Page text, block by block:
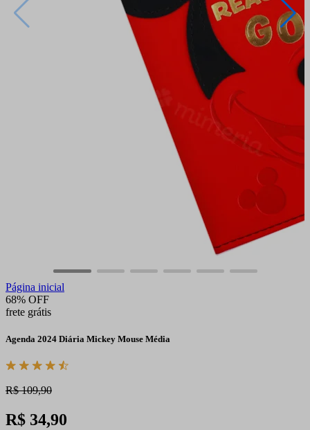
Página inicial
68% OFF
frete grátis
Agenda 2024 Diária Mickey Mouse Média
R$ 109,90
R$ 34,90